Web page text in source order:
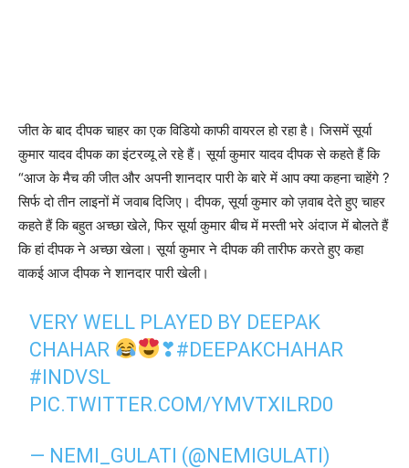
जीत के बाद दीपक चाहर का एक विडियो काफी वायरल हो रहा है। जिसमें सूर्या
कुमार यादव दीपक का इंटरव्यू ले रहे हैं। सूर्या कुमार यादव दीपक से कहते हैं कि
“आज के मैच की जीत और अपनी शानदार पारी के बारे में आप क्या कहना चाहेंगे ?
सिर्फ दो तीन लाइनों में जवाब दिजिए। दीपक, सूर्या कुमार को ज़वाब देते हुए चाहर
कहते हैं कि बहुत अच्छा खेले, फिर सूर्या कुमार बीच में मस्ती भरे अंदाज में बोलते हैं
कि हां दीपक ने अच्छा खेला। सूर्या कुमार ने दीपक की तारीफ करते हुए कहा
वाकई आज दीपक ने शानदार पारी खेली।
VERY WELL PLAYED BY DEEPAK
CHAHAR
❣#DEEPAKCHAHAR
#INDVSL
PIC.TWITTER.COM/YMVTXILRD0
— NEMI_GULATI (@NEMIGULATI)